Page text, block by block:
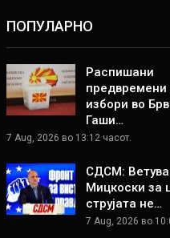
ПОПУЛАРНО
Распишани
предвремени
избори во
Гаши…
7 Aug, 2026 во 13:12 часот.
СДСМ:
Мицкоски за
струјата не…
7 Aug, 2026 во